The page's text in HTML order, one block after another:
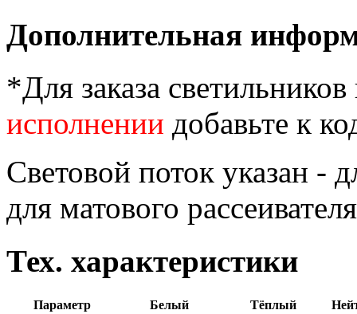
Дополнительная
*Для заказа
исполнении добавьте к
Световой поток указан -
для матового
Тех. характеристики
Параметр Белый Тёплый